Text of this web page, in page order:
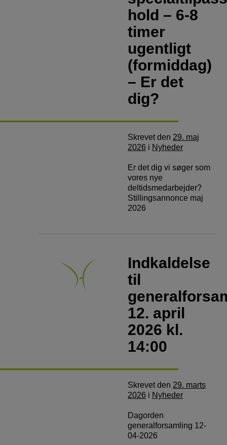
hold – 6-8
timer
ugentligt
(formiddag)
– Er det
dig?
Skrevetden 29. maj
2026 i Nyheder
Er det dig vi søger som
vores nye
deltidsmedarbejder?
Stillingsannonce maj
2026
Indkaldelse
til
12. april
2026 kl.
14:00
Skrevetden 29. marts
2026 i Nyheder
Dagorden
generalforsamling 12-
04-2026